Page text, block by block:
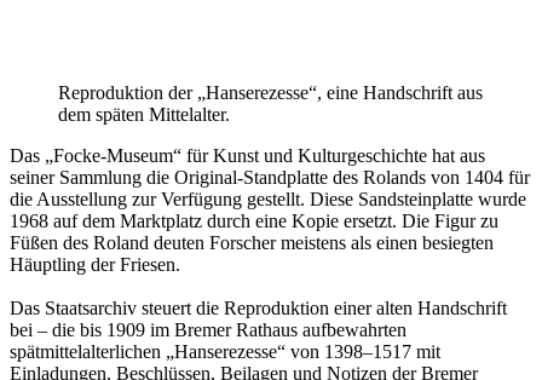
Reproduktion der „Hanserezesse“, eine Handschrift aus
dem späten Mittelalter.
Das „Focke-Museum“ für Kunst und Kulturgeschichte hat aus
seiner Sammlung die Original-Standplatte des Rolands von 1404 für
die Ausstellung zur Verfügung gestellt. Diese Sandsteinplatte wurde
1968 auf dem Marktplatz durch eine Kopie ersetzt. Die Figur zu
Füßen des Roland deuten Forscher meistens als einen besiegten
Häuptling der Friesen.
Das Staatsarchiv steuert die Reproduktion einer alten Handschrift
bei – die bis 1909 im Bremer Rathaus aufbewahrten
spätmittelalterlichen „Hanserezesse“ von 1398–1517 mit
Einladungen, Beschlüssen, Beilagen und Notizen der Bremer